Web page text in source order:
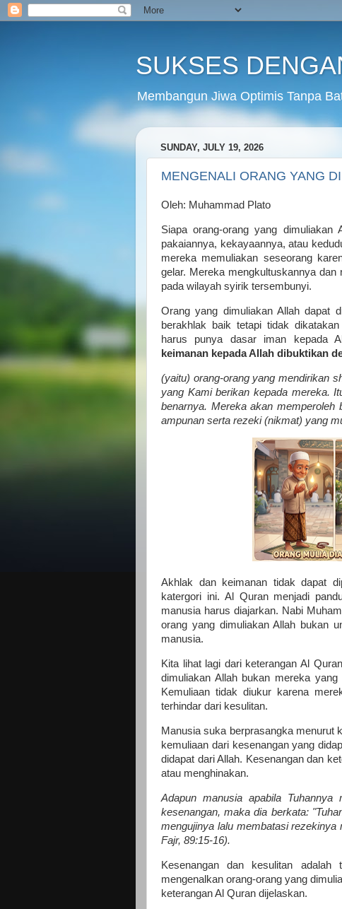
SUKSES
Membangun Jiwa Optimis Tanpa
SUNDAY, JULY 19, 2026
MENGENALI ORANG YANG
Oleh: Muhammad Plato
Siapa orang-orang yang dimuliakan
pakaiannya, kekayaannya, atau
mereka memuliakan seseorang
gelar. Mereka mengkultuskannya
pada wilayah syirik tersembunyi.
Orang yang dimuliakan Allah dapat
berakhlak baik tetapi tidak
harus punya dasar iman kepada
keimanan kepada Allah dibuktikan
(yaitu) orang-orang yang mendirikan
yang Kami berikan kepada mereka.
benarnya. Mereka akan memperoleh
ampunan serta rezeki (nikmat) yang
Akhlak dan keimanan tidak dapat
katergori ini. Al Quran menjadi
manusia harus diajarkan. Nabi
orang yang dimuliakan Allah bukan
manusia.
Kita lihat lagi dari keterangan Al
dimuliakan Allah bukan mereka
Kemuliaan tidak diukur karena
terhindar dari kesulitan.
Manusia suka berprasangka menurut
kemuliaan dari kesenangan yang
didapat dari Allah. Kesenangan dan
atau menghinakan.
Adapun manusia apabila Tuhannya
kesenangan, maka dia berkata:
mengujinya lalu membatasi
Fajr, 89:15-16).
Kesenangan dan kesulitan
mengenalkan orang-orang yang
keterangan Al Quran dijelaskan.